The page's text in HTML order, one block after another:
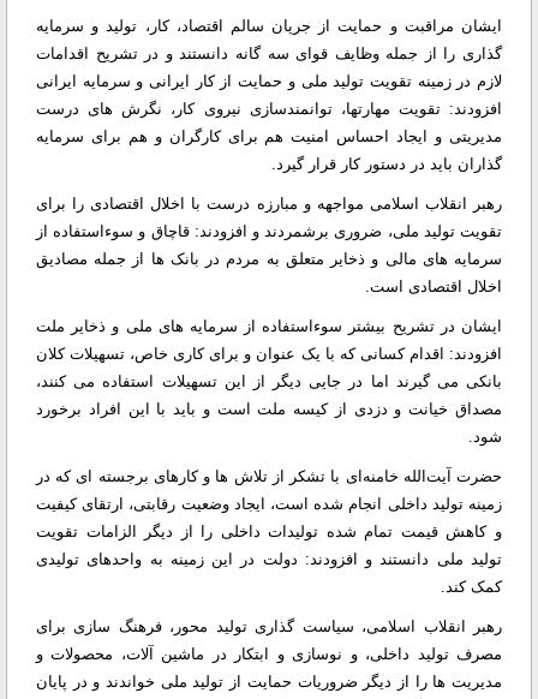
ایشان مراقبت و حمایت از جریان سالم اقتصاد، کار، تولید و سرمایه
گذاری را از جمله وظایف قوای سه گانه دانستند و در تشریح اقدامات
لازم در زمینه تقویت تولید ملی و حمایت از کار ایرانی و سرمایه ایرانی
افزودند: تقویت مهارتها، توانمندسازی نیروی کار، نگرش های درست
مدیریتی و ایجاد احساس امنیت هم برای کارگران و هم برای سرمایه
گذاران باید در دستور کار قرار گیرد.
رهبر انقلاب اسلامی مواجهه و مبارزه درست با اخلال اقتصادی را برای
تقویت تولید ملی، ضروری برشمردند و افزودند: قاچاق و سوءاستفاده از
سرمایه های مالی و ذخایر متعلق به مردم در بانک ها از جمله مصادیق
اخلال اقتصادی است.
ایشان در تشریح بیشتر سوءاستفاده از سرمایه های ملی و ذخایر ملت
افزودند: اقدام کسانی که با یک عنوان و برای کاری خاص، تسهیلات کلان
بانکی می گیرند اما در جایی دیگر از این تسهیلات استفاده می کنند،
مصداق خیانت و دزدی از کیسه ملت است و باید با این افراد برخورد
شود.
حضرت آیت‌الله خامنه‌ای با تشکر از تلاش ها و کارهای برجسته ای که در
زمینه تولید داخلی انجام شده است، ایجاد وضعیت رقابتی، ارتقای کیفیت
و کاهش قیمت تمام شده تولیدات داخلی را از دیگر الزامات تقویت
تولید ملی دانستند و افزودند: دولت در این زمینه به واحدهای تولیدی
کمک کند.
رهبر انقلاب اسلامی، سیاست گذاری تولید محور، فرهنگ سازی برای
مصرف تولید داخلی، و نوسازی و ابتکار در ماشین آلات، محصولات و
مدیریت ها را از دیگر ضروریات حمایت از تولید ملی خواندند و در پایان